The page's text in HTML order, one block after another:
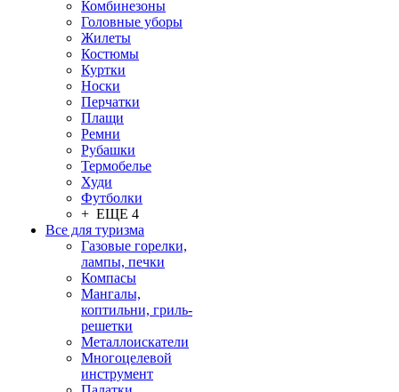
Комбинезоны
Головные уборы
Жилеты
Костюмы
Куртки
Носки
Перчатки
Плащи
Ремни
Рубашки
Термобелье
Худи
Футболки
+ ЕЩЕ 4
Все для туризма
Газовые горелки,
лампы, печки
Компасы
Мангалы,
коптильни, гриль-
решетки
Металлоискатели
Многоцелевой
инструмент